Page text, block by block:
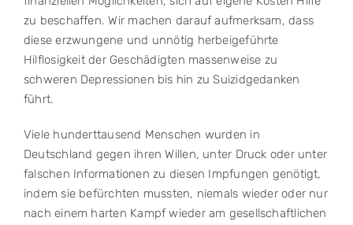
zu beschaffen. Wir machen darauf aufmerksam, dass
diese erzwungene und unnötig herbeigeführte
Hilflosigkeit der Geschädigten massenweise zu
schweren Depressionen bis hin zu Suizidgedanken
führt.
Viele hunderttausend Menschen wurden in
Deutschland gegen ihren Willen, unter Druck oder unter
falschen Informationen zu diesen Impfungen genötigt,
indem sie befürchten mussten, niemals wieder oder nur
nach einem harten Kampf wieder am gesellschaftlichen